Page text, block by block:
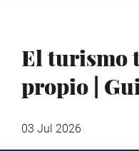
El turismo
propio |
03 Jul 2026